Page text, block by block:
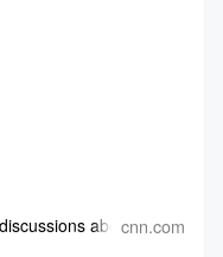
about Elon
cnn.com